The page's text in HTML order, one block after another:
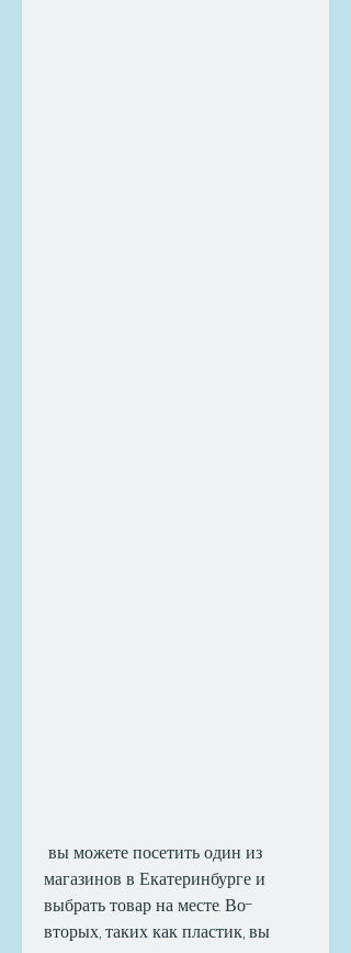
магазинов в Екатеринбурге и
выбрать товар на месте. Во-
вторых, таких как пластик, вы